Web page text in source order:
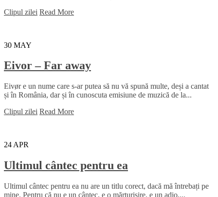
Clipul zilei Read More
30 MAY
Eivor – Far away
Eivør e un nume care s-ar putea să nu vă spună multe, deși a cantat
și în România, dar și în cunoscuta emisiune de muzică de la...
Clipul zilei Read More
24 APR
Ultimul cântec pentru ea
Ultimul cântec pentru ea nu are un titlu corect, dacă mă întrebați pe
mine. Pentru că nu e un cântec, e o mărturisire, e un adio,...